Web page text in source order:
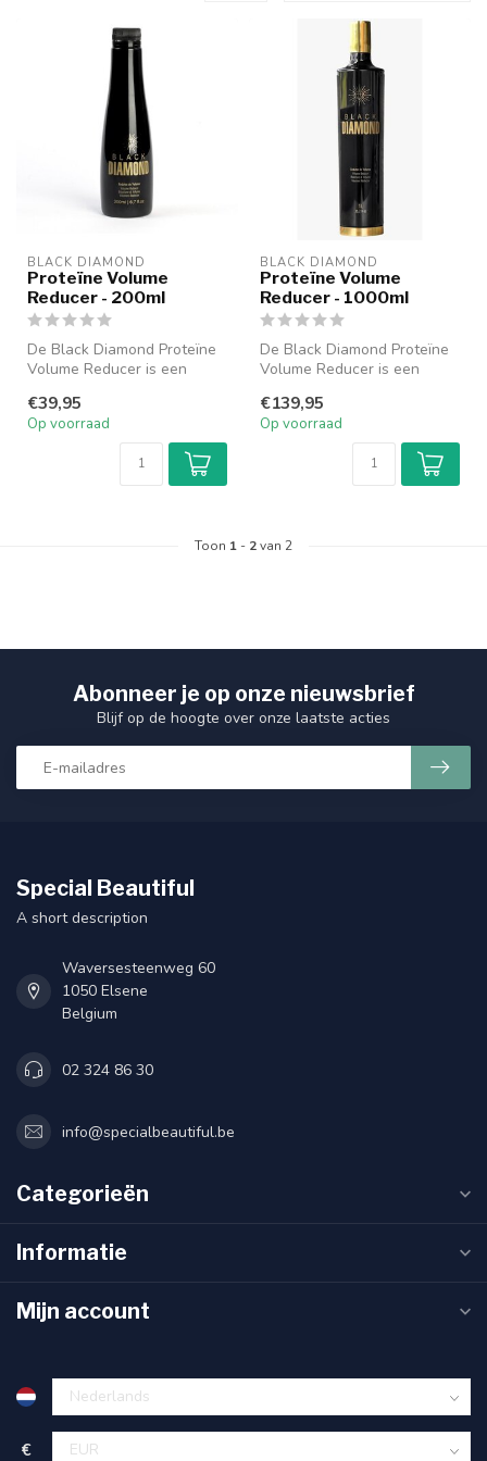
BLACK DIAMOND
Proteïne Volume
Reducer - 200ml
De Black Diamond Proteïne
Volume Reducer is een
die sp...
€39,95
Op voorraad
BLACK DIAMOND
Proteïne Volume
Reducer - 1000ml
De Black Diamond Proteïne
Volume Reducer is een
die sp...
€139,95
Op voorraad
Toon 1 - 2van 2
Abonneer je op onze nieuwsbrief
Blijf op de hoogte over onze laatste acties
Special Beautiful
A short description
Waversesteenweg 60
1050 Elsene
Belgium
02 324 86 30
info@specialbeautiful.be
Categorieën
Informatie
Mijn account
€